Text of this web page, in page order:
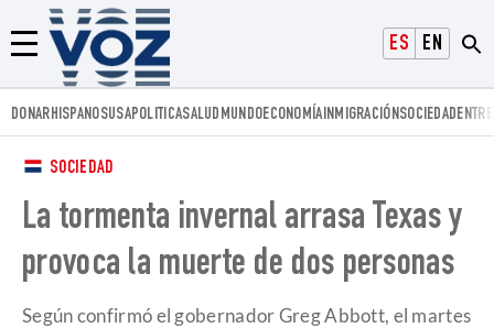
ESPAÑOLENGLISH
Menú
Voz.us
DONARHISPANOSUSAPOLITICASALUD MUNDOECONOMÍAINMIGRACIÓNSOCIEDAD
SOCIEDAD
La tormenta invernal arrasa Texas y
provoca la muerte de dos personas
Según confirmó el gobernador Greg Abbott, el martes